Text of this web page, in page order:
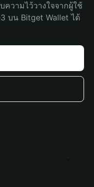
วามไว้วางใจจากผู้ใช้
บน Bitget Wallet ได้